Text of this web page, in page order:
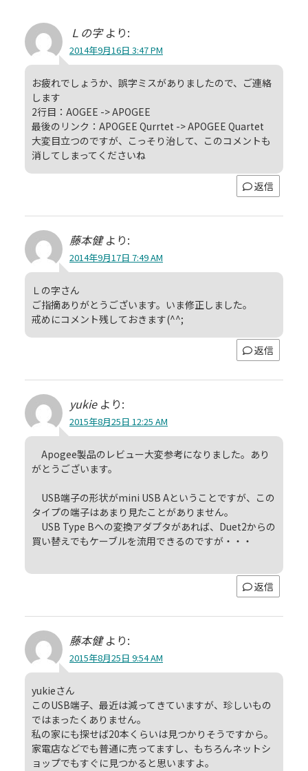
Ｌの字 より:
2014年9月16日 3:47 PM
お疲れでしょうか、誤字ミスがありましたので、ご連絡
します
2行目：AOGEE -> APOGEE
最後のリンク：APOGEE Qurrtet -> APOGEE Quartet
大変目立つのですが、こっそり治して、このコメントも
消してしまってくださいね
返信
藤本健 より:
2014年9月17日 7:49 AM
Ｌの字さん
ご指摘ありがとうございます。いま修正しました。
戒めにコメント残しておきます(^^;
返信
yukie より:
2015年8月25日 12:25 AM
Apogee製品のレビュー大変参考になりました。あり
がとうございます。
USB端子の形状がmini USB Aということですが、この
タイプの端子はあまり見たことがありません。
USB Type Bへの変換アダプタがあれば、Duet2からの
買い替えでもケーブルを流用できるのですが・・・
返信
藤本健 より:
2015年8月25日 9:54 AM
yukieさん
このUSB端子、最近は減ってきていますが、珍しいもの
ではまったくありません。
私の家にも探せば20本くらいは見つかりそうですから。
家電店などでも普通に売ってますし、もちろんネットシ
ョップでもすぐに見つかると思いますよ。